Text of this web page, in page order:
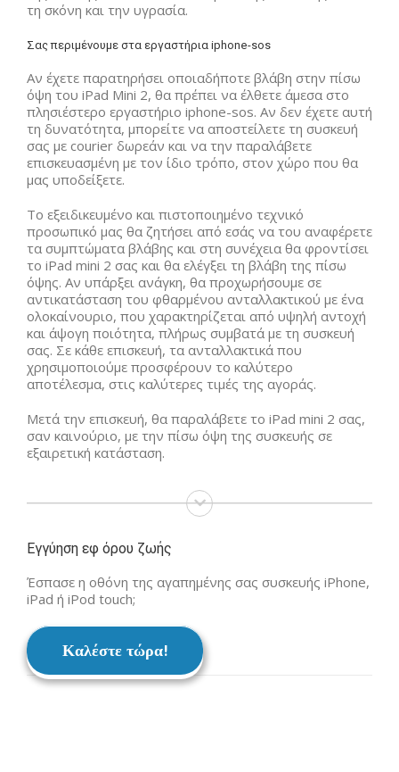
τη σκόνη και την υγρασία.
Σας περιμένουμε στα εργαστήρια iphone-sos
Αν έχετε παρατηρήσει οποιαδήποτε βλάβη στην πίσω
όψη του iPad Mini 2, θα πρέπει να έλθετε άμεσα στο
πλησιέστερο εργαστήριο iphone-sos. Αν δεν έχετε αυτή
τη δυνατότητα, μπορείτε να αποστείλετε τη συσκευή
σας με courier δωρεάν και να την παραλάβετε
επισκευασμένη με τον ίδιο τρόπο, στον χώρο που θα
μας υποδείξετε.
Το εξειδικευμένο και πιστοποιημένο τεχνικό
προσωπικό μας θα ζητήσει από εσάς να του αναφέρετε
τα συμπτώματα βλάβης και στη συνέχεια θα φροντίσει
το iPad mini 2 σας και θα ελέγξει τη βλάβη της πίσω
όψης. Αν υπάρξει ανάγκη, θα προχωρήσουμε σε
αντικατάσταση του φθαρμένου ανταλλακτικού με ένα
ολοκαίνουριο, που χαρακτηρίζεται από υψηλή αντοχή
και άψογη ποιότητα, πλήρως συμβατά με τη συσκευή
σας. Σε κάθε επισκευή, τα ανταλλακτικά που
χρησιμοποιούμε προσφέρουν το καλύτερο
αποτέλεσμα, στις καλύτερες τιμές της αγοράς.
Μετά την επισκευή, θα παραλάβετε το iPad mini 2 σας,
σαν καινούριο, με την πίσω όψη της συσκευής σε
εξαιρετική κατάσταση.
Εγγύηση εφ όρου ζωής
Έσπασε η οθόνη της αγαπημένης σας συσκευής iPhone,
iPad ή iPod touch;
Καλέστε τώρα!